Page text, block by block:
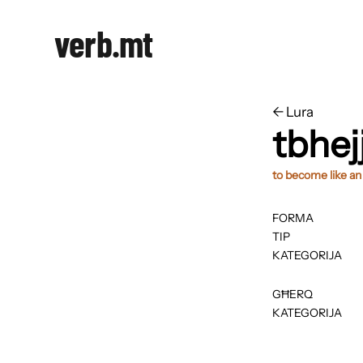
verb.mt
← ​​Lura
to become like
FORMA
TIP
KATEGORIJA
GĦERQ
KATEGORIJA